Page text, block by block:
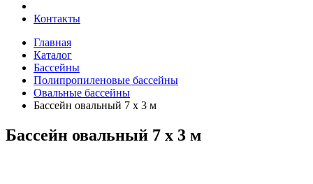
Контакты
Главная
Каталог
Бассейны
Полипропиленовые бассейны
Овальные бассейны
Бассейн овальный 7 х 3 м
Бассейн овальный 7 х 3 м